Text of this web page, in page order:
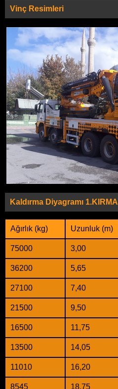
Vinç Resimleri
Kaldırma Diyagramı 1.KIRMA
Ağırlık (kg) Uzunluk (m)
75000 3,00
36200 5,65
27100 7,40
21500 9,50
16500 11,75
13500 14,05
11010 16,20
8545 18,75